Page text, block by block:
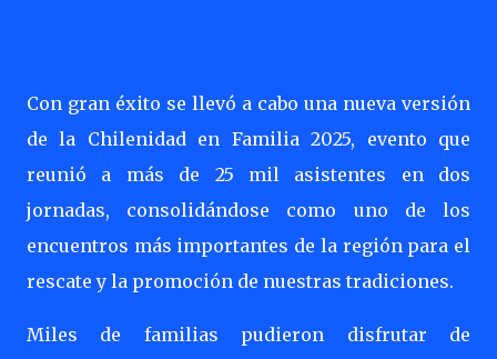
Con gran éxito se llevó a cabo una nueva versión
de la Chilenidad en Familia 2025, evento que
reunió a más de 25 mil asistentes en dos
jornadas, consolidándose como uno de los
encuentros más importantes de la región para el
rescate y la promoción de nuestras tradiciones.
Miles de familias pudieron disfrutar de